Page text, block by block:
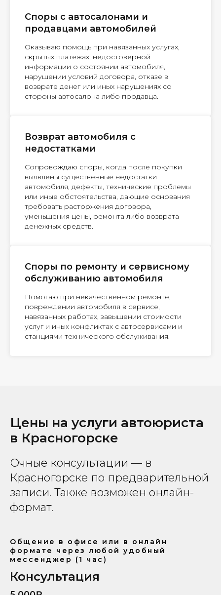
Споры с автосалонами и
продавцами автомобилей
Оказываю помощь при навязанных услугах,
скрытых платежах, недостоверной
информации о состоянии автомобиля,
нарушении условий договора, отказе в
возврате денег или иных нарушениях со
стороны автосалона либо продавца.
Возврат автомобиля с
недостатками
Сопровождаю споры, когда после покупки
выявлены существенные недостатки
автомобиля, дефекты, технические проблемы
или иные обстоятельства, дающие основания
требовать расторжения договора,
уменьшения цены, ремонта либо возврата
денежных средств.
Споры по ремонту и сервисному
обслуживанию автомобиля
Помогаю при некачественном ремонте,
повреждении автомобиля в сервисе,
навязанных работах, завышении стоимости
услуг и иных конфликтах с автосервисами и
станциями технического обслуживания.
Цены на услуги автоюриста
в Красногорске
Очные консультации — в
Красногорске по предварительной
записи. Также возможен онлайн-
формат.
Общение в офисе или в онлайн
формате через любой удобный
мессенджер (1 час)
Консультация